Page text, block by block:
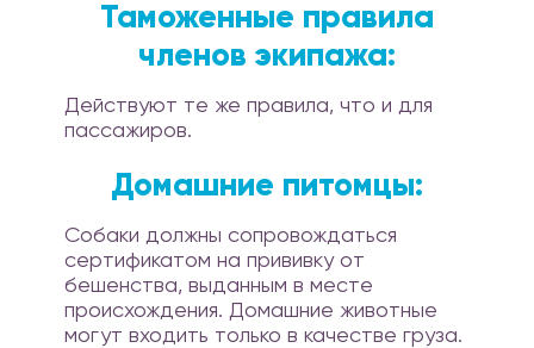
Таможенные правила
членов экипажа:
Действуют те же правила, что и для
пассажиров.
Домашние питомцы:
Собаки должны сопровождаться
сертификатом на прививку от
бешенства, выданным в месте
происхождения. Домашние животные
могут входить только в качестве груза.